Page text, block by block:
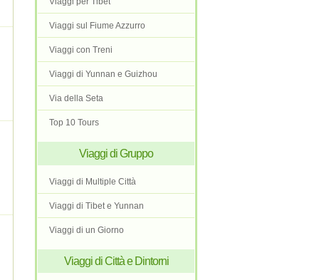
Viaggi sul Fiume Azzurro
Viaggi con Treni
Viaggi di Yunnan e Guizhou
Via della Seta
Top 10 Tours
Viaggi di Gruppo
Viaggi di Multiple Città
Viaggi di Tibet e Yunnan
Viaggi di un Giorno
Viaggi di Città e Dintorni